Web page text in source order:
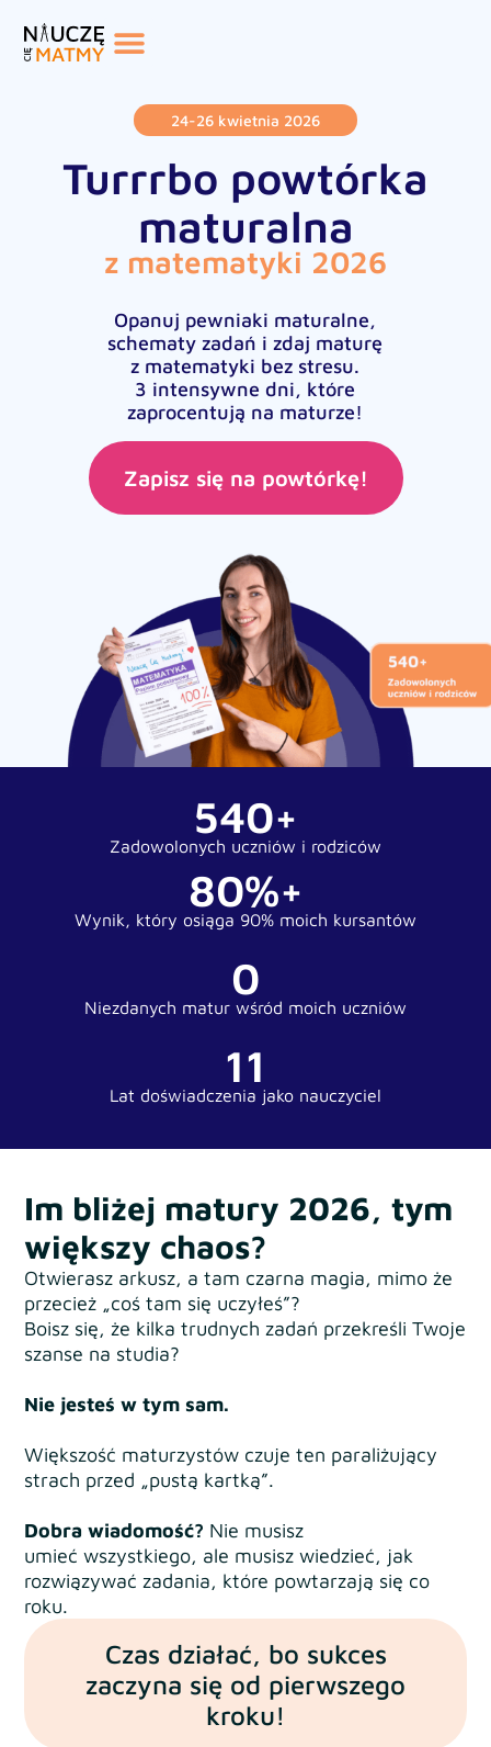
24-26 kwietnia 2026
Turrrbo powtórka
maturalna
z matematyki 2026
Opanuj pewniaki maturalne,
schematy zadań i zdaj maturę
z matematyki bez stresu.
3 intensywne dni, które
zaprocentują na maturze!
Zapisz się na powtórkę!
540+
Zadowolonych uczniów i rodziców
80%+
Wynik, który osiąga 90% moich kursantów
0
Niezdanych matur wśród moich uczniów
11
Lat doświadczenia jako nauczyciel
Im bliżej matury 2026, tym
większy chaos?
Otwierasz arkusz, a tam czarna magia, mimo że
przecież „coś tam się uczyłeś”?
Boisz się, że kilka trudnych zadań przekreśli Twoje
szanse na studia?
Nie jesteś w tym sam.
Większość maturzystów czuje ten paraliżujący
strach przed „pustą kartką”.
Dobra wiadomość? Nie musisz
umieć wszystkiego, ale musisz wiedzieć, jak
rozwiązywać zadania, które powtarzają się co
roku.
Czas działać, bo sukces
zaczyna się od pierwszego
kroku!